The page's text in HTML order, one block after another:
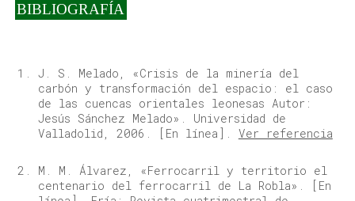
BIBLIOGRAFÍA
J. S. Melado, «Crisis de la minería del
carbón y transformación del espacio: el caso
de las cuencas orientales leonesas Autor:
Jesús Sánchez Melado». Universidad de
Valladolid, 2006. [En línea]. Ver referencia
M. M. Álvarez, «Ferrocarril y territorio el
centenario del ferrocarril de La Robla». [En